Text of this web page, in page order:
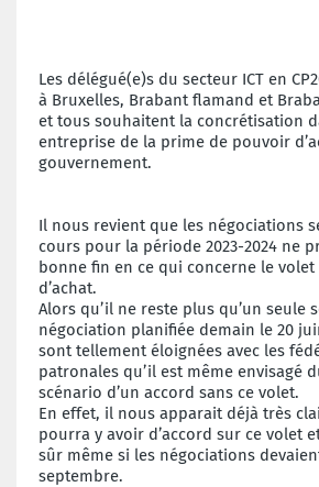
Les délégué(e)s du secteur ICT en
à Bruxelles, Brabant flamand et
et tous souhaitent la concrétisation
entreprise de la prime de pouvoir
gouvernement.
Il nous revient que les négociations
cours pour la période 2023-2024 ne
bonne fin en ce qui concerne le
d’achat.
Alors qu’il ne reste plus qu’un seule
négociation planifiée demain le 20
sont tellement éloignées avec les
patronales qu’il est même envisagé
scénario d’un accord sans ce volet.
En effet, il nous apparait déjà très
pourra y avoir d’accord sur ce volet
sûr même si les négociations
septembre.